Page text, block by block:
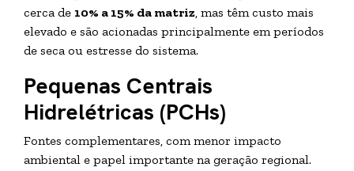
cerca de 10% a 15% da matriz, mas têm custo mais
elevado e são acionadas principalmente em períodos
de seca ou estresse do sistema.
Pequenas Centrais
Hidrelétricas (PCHs)
Fontes complementares, com menor impacto
ambiental e papel importante na geração regional.